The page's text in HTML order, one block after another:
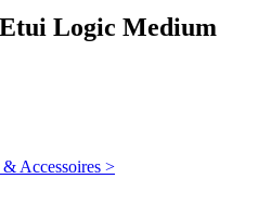
Etui Logic Medium
Accessoires >